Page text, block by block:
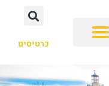
כרטיסים